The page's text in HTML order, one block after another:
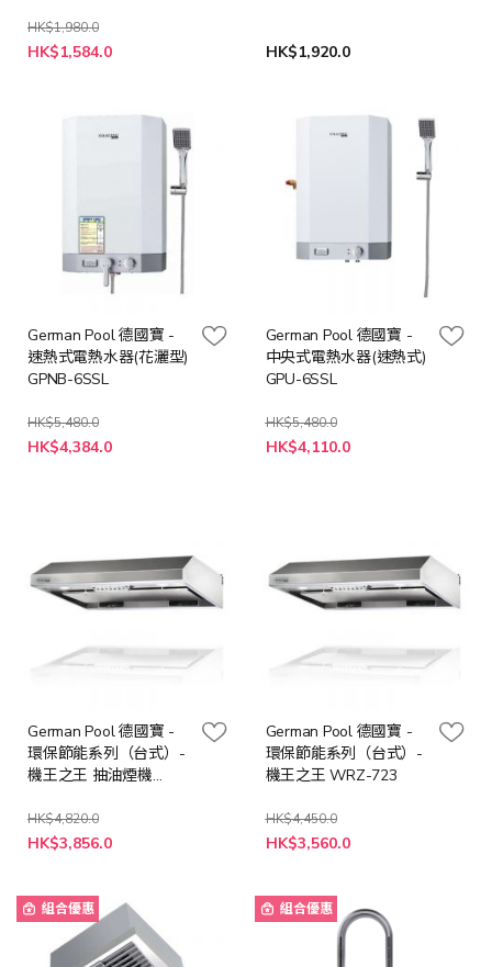
HK$1,980.0
特
殊
HK$1,584.0 HK$1,920.0
German Pool 德國寶 -
速熱式電熱水器(花灑型)
GPNB-6SSL
HK$5,480.0
特
殊
HK$4,384.0
German Pool 德國寶 -
中央式電熱水器(速熱式)
GPU-6SSL
HK$5,480.0
特
殊
HK$4,110.0
German Pool 德國寶 -
環保節能系列（台式）-
機王之王 抽油煙機
HK$4,820.0
特
殊
HK$3,856.0
German Pool 德國寶 -
環保節能系列（台式）-
機王之王 WRZ-723
HK$4,450.0
特
殊
HK$3,560.0
組合優惠 組合優惠